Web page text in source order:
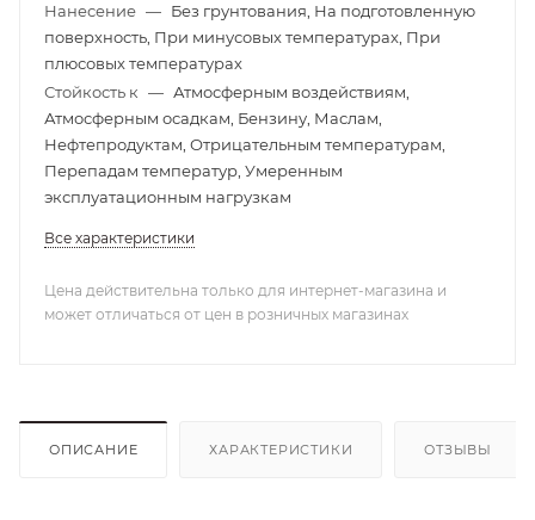
Нанесение — Без грунтования, На подготовленную
поверхность, При минусовых температурах, При
плюсовых температурах
Стойкость к — Атмосферным воздействиям,
Атмосферным осадкам, Бензину, Маслам,
Нефтепродуктам, Отрицательным температурам,
Перепадам температур, Умеренным
эксплуатационным нагрузкам
Все характеристики
Цена действительна только для интернет-магазина и
может отличаться от цен в розничных магазинах
ОПИСАНИЕ ХАРАКТЕРИСТИКИ ОТЗЫВЫ